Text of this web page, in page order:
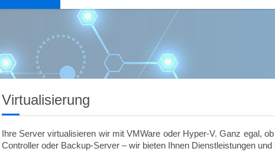
Virtualisierung
Ihre Server virtualisieren wir mit VMWare oder Hyper-V. Ganz egal,
Controller oder Backup-Server – wir bieten Ihnen Dienstleistungen